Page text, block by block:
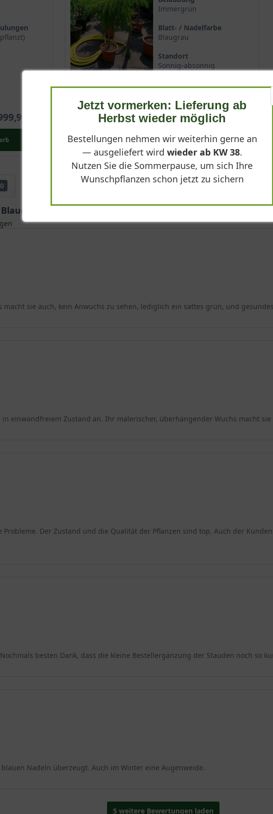
€
Immergrün
Blatt- / Nadelfarbe
Blaugrau
Standort
Sonnig-absonnig
Lieferbar
154,90 €
- + In den Warenkorb
0
Himalaya-Zeder - Cedrus deodara 'Feelin Blue'"
sie auch, kein Anwuchs zu sehen, lediglich ein sattes grün, und
in einwandfreiem Zustand an. Ihr malerischer, überhängender Wuchs macht
Probleme. Der Zustand und die Qualität der Pflanzen sind top. Auch der
besten Dank, dass die kleine Bestellergänzung der Stauden noch so
Nadeln überzeugt. Auch im Winter eine Augenweide.
5 weitere Bewertungen laden
Jetzt vormerken: Lieferung ab
Herbst wieder möglich
Bestellungen nehmen wir weiterhin gerne an
— ausgeliefert wird wieder ab KW 38.
Nutzen Sie die Sommerpause, um sich Ihre
Wunschpflanzen schon jetzt zu sichern